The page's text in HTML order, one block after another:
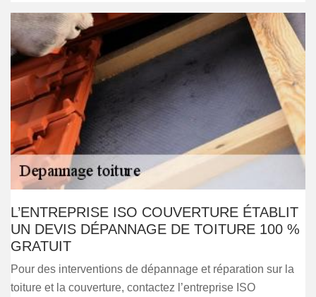
L’ENTREPRISE ISO COUVERTURE ÉTABLIT
UN DEVIS DÉPANNAGE DE TOITURE 100 %
GRATUIT
Pour des interventions de dépannage et réparation sur la
toiture et la couverture, contactez l’entreprise ISO